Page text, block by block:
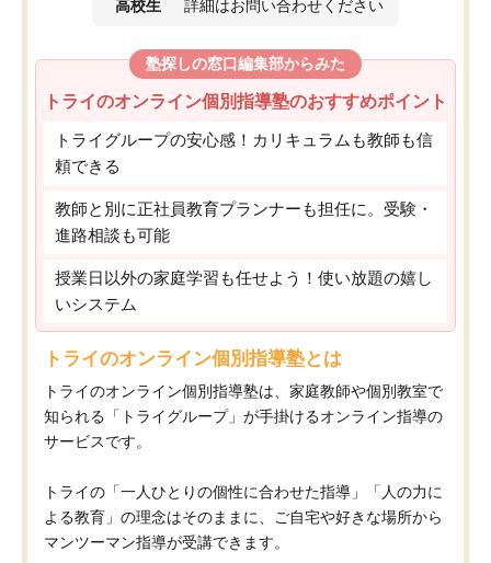
高校生 詳細はお問い合わせください
塾探しの窓口編集部からみた
トライのオンライン個別指導塾のおすすめポイント
トライグループの安心感！カリキュラムも教師も信
頼できる
教師と別に正社員教育プランナーも担任に。受験・
進路相談も可能
授業日以外の家庭学習も任せよう！使い放題の嬉し
いシステム
トライのオンライン個別指導塾とは
トライのオンライン個別指導塾は、家庭教師や個別教室で
知られる「トライグループ」が手掛けるオンライン指導の
サービスです。
トライの「一人ひとりの個性に合わせた指導」「人の力に
よる教育」の理念はそのままに、ご自宅や好きな場所から
マンツーマン指導が受講できます。